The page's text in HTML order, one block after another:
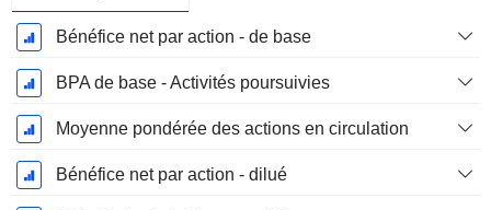
Bénéfice net par action - de base
BPA de base - Activités poursuivies
Moyenne pondérée des actions en circulation
Bénéfice net par action - dilué